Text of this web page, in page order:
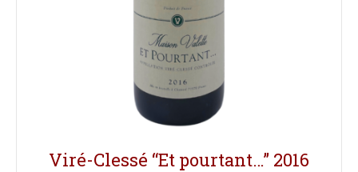
Viré-Clessé “Et pourtant…” 2016